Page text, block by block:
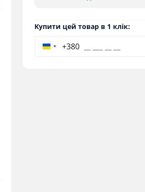
Купити цей товар в 1 клік:
+380